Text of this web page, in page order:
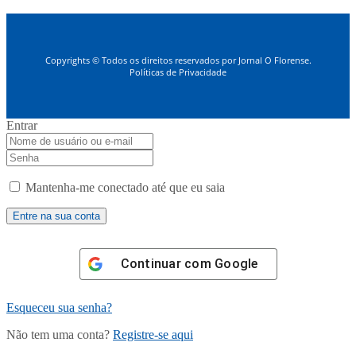
Copyrights © Todos os direitos reservados por Jornal O Florense.
Políticas de Privacidade
Entrar
Mantenha-me conectado até que eu saia
Continuar com Google
Esqueceu sua senha?
Não tem uma conta? Registre-se aqui